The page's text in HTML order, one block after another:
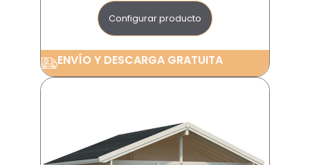
Configurar producto
ENVÍO Y DESCARGA GRATUITA